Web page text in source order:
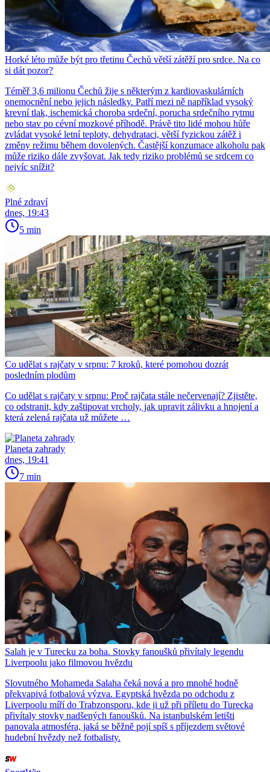
Horké léto může být pro třetinu Čechů větší zátěží pro srdce. Na co
si dát pozor?
Téměř 3,6 milionu Čechů žije s některým z kardiovaskulárních
onemocnění nebo jejich následky. Patří mezi ně například vysoký
krevní tlak, ischemická choroba srdeční, porucha srdečního rytmu
nebo stav po cévní mozkové příhodě. Právě tito lidé mohou hůře
zvládat vysoké letní teploty, dehydrataci, větší fyzickou zátěž i
změny režimu během dovolených. Častější konzumace alkoholu pak
může riziko dále zvyšovat. Jak tedy riziko problémů se srdcem co
nejvíc snížit?
Plné zdraví
dnes, 19:43
5 min
Co udělat s rajčaty v srpnu: 7 kroků, které pomohou dozrát
posledním plodům
Co udělat s rajčaty v srpnu: Proč rajčata stále nečervenají? Zjistěte,
co odstranit, kdy zaštipovat vrcholy, jak upravit zálivku a hnojení a
která zelená rajčata už můžete …
Planeta zahrady
dnes, 19:41
7 min
Salah je v Turecku za boha. Stovky fanoušků přivítaly legendu
Liverpoolu jako filmovou hvězdu
Slovutného Mohameda Salaha čeká nová a pro mnohé hodně
překvapivá fotbalová výzva. Egyptská hvězda po odchodu z
Liverpoolu míří do Trabzonsporu, kde ji už při příletu do Turecka
přivítaly stovky nadšených fanoušků. Na istanbulském letišti
panovala atmosféra, jaká se běžně pojí spíš s příjezdem světové
hudební hvězdy než fotbalisty.